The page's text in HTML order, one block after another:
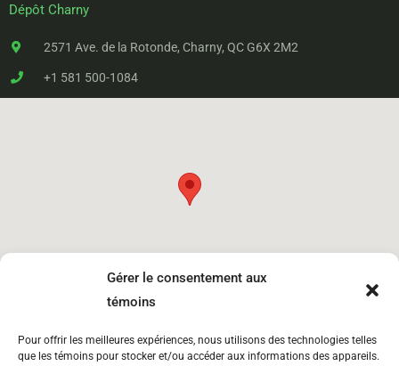
Gérer le consentement aux
témoins
Pour offrir les meilleures expériences, nous utilisons des technologies telles
que les témoins pour stocker et/ou accéder aux informations des appareils.
Dépôt Charny
2571 Ave. de la Rotonde, Charny, QC G6X 2M2
+1 581 500-1084